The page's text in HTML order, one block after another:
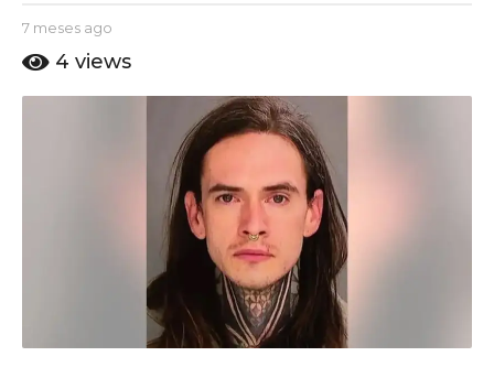
e
s
b
E
7 meses ago
e
4 views